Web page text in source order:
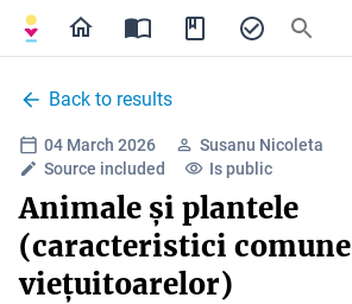
Back to results
04 March 2026
Susanu Nicoleta
Source included
Is public
Animale și plantele
(caracteristici comune
viețuitoarelor)